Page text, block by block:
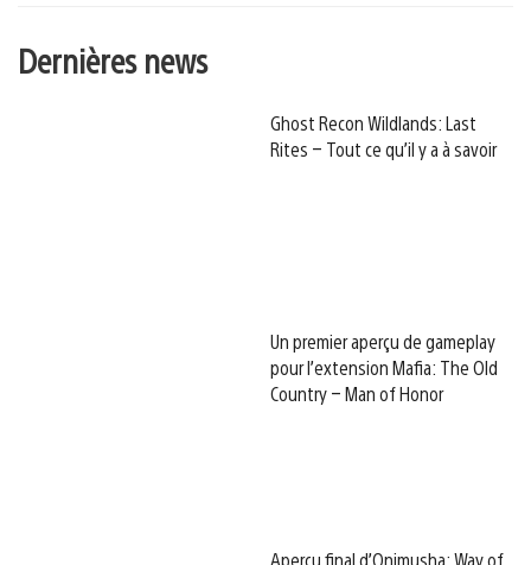
Dernières news
Ghost Recon Wildlands: Last
Rites – Tout ce qu’il y a à savoir
Un premier aperçu de gameplay
pour l’extension Mafia: The Old
Country – Man of Honor
Aperçu final d’Onimusha: Way of